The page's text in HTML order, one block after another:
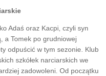
Adaś oraz Kacpi, czyli syn
a Tomek po grudniowej
odpuścić w tym sezonie. Klub
szkółek narciarskich we
zadowoleni. Od początku